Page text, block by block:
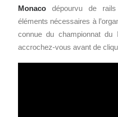
Monaco dépourvu de
éléments nécessaires à
connue du championnat du
accrochez-vous avant de